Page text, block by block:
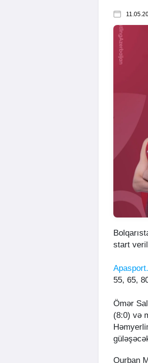
start
55, 65,
Ömər
(8:0) və
Qurban